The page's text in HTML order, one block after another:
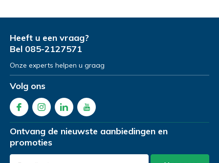
Heeft u een vraag?
Bel 085-2127571
Onze experts helpen u graag
Volg ons
Ontvang de nieuwste aanbiedingen en
promoties